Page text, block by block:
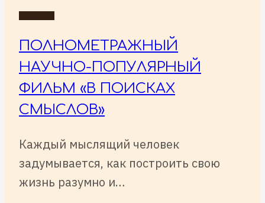
ПОЛНОМЕТРАЖНЫЙ
НАУЧНО-ПОПУЛЯРНЫЙ
ФИЛЬМ «В ПОИСКАХ
СМЫСЛОВ»
Каждый мыслящий человек
задумывается, как построить свою
жизнь разумно и…